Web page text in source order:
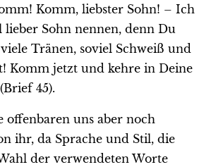
Komm, liebster Sohn! – Ich
Sohn nennen, denn Du
Tränen, soviel Schweiß und
Komm jetzt und kehre in Deine
45).
offenbaren uns aber noch
ihr, da Sprache und Stil, die
der verwendeten Worte